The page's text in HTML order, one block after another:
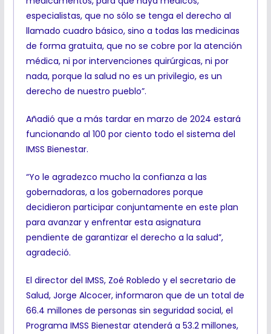
especialistas, que no sólo se tenga el derecho al
llamado cuadro básico, sino a todas las medicinas
de forma gratuita, que no se cobre por la atención
médica, ni por intervenciones quirúrgicas, ni por
nada, porque la salud no es un privilegio, es un
derecho de nuestro pueblo”.
Añadió que a más tardar en marzo de 2024 estará
funcionando al 100 por ciento todo el sistema del
IMSS Bienestar.
“Yo le agradezco mucho la confianza a las
gobernadoras, a los gobernadores porque
decidieron participar conjuntamente en este plan
para avanzar y enfrentar esta asignatura
pendiente de garantizar el derecho a la salud”,
agradeció.
El director del IMSS, Zoé Robledo y el secretario de
Salud, Jorge Alcocer, informaron que de un total de
66.4 millones de personas sin seguridad social, el
Programa IMSS Bienestar atenderá a 53.2 millones,